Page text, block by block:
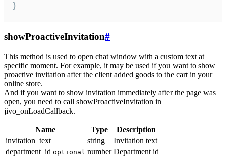
}
showProactiveInvitation#
This method is used to open chat window with a custom text at
specific moment. For example, it may be used if you want to show
proactive invitation after the client added goods to the cart in your
online store.
And if you want to show invitation immediately after the page was
open, you need to call showProactiveInvitation in
jivo_onLoadCallback.
Name Type
Description
invitation_text
string
Invitation text
department_id optional number Department id